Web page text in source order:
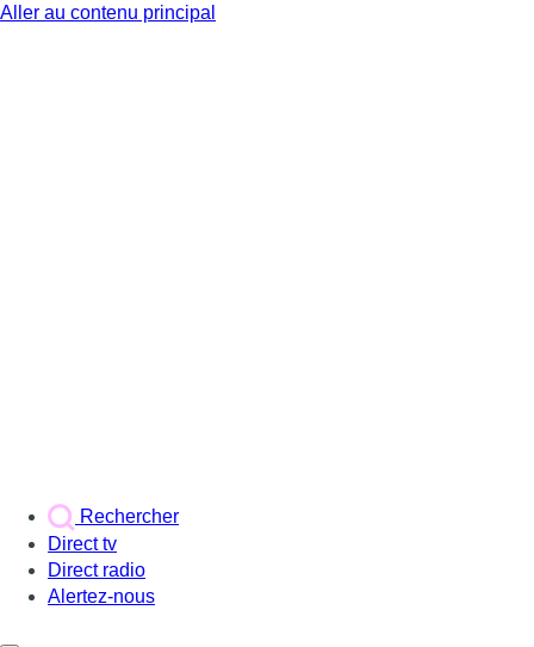
Aller au contenu principal
Rechercher
Direct tv
Direct radio
Alertez-nous